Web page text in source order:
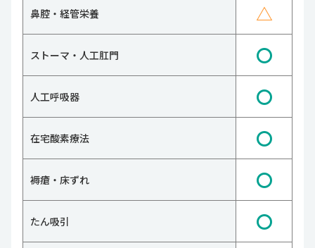
鼻腔・経管栄養 △
ストーマ・人工肛門 〇
人工呼吸器 〇
在宅酸素療法 〇
褥瘡・床ずれ 〇
たん吸引 〇